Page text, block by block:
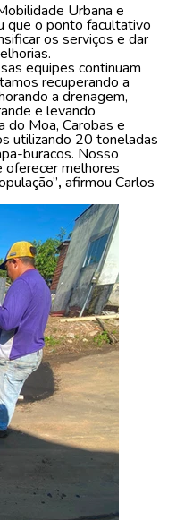
Urbana e
que o ponto facultativo
os serviços e dar
equipes continuam
recuperando a
a drenagem,
e levando
do Moa, Carobas e
utilizando 20 toneladas
buracos. Nosso
oferecer melhores
, afirmou Carlos